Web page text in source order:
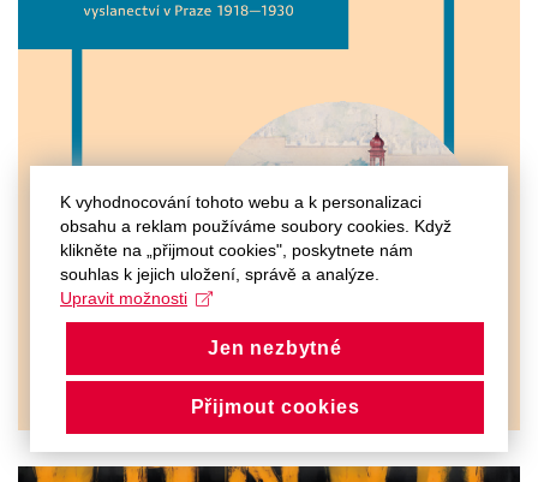
K vyhodnocování tohoto webu a k personalizaci
obsahu a reklam používáme soubory cookies. Když
klikněte na „přijmout cookies", poskytnete nám
souhlas k jejich uložení, správě a analýze.
Upravit možnosti
Jen nezbytné
Přijmout cookies